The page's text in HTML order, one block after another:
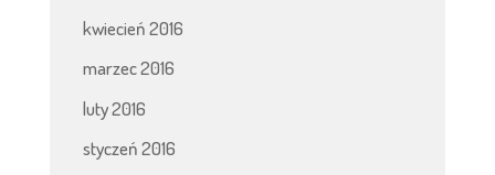
kwiecień 2016
marzec 2016
luty 2016
styczeń 2016